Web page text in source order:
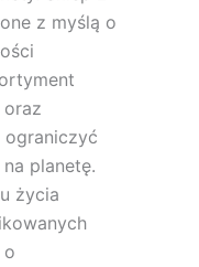
z myślą o
planetę.
życia
o